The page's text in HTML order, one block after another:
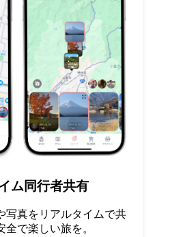
ム同行者共有
写真をリアルタイムで共
全で楽しい旅を。